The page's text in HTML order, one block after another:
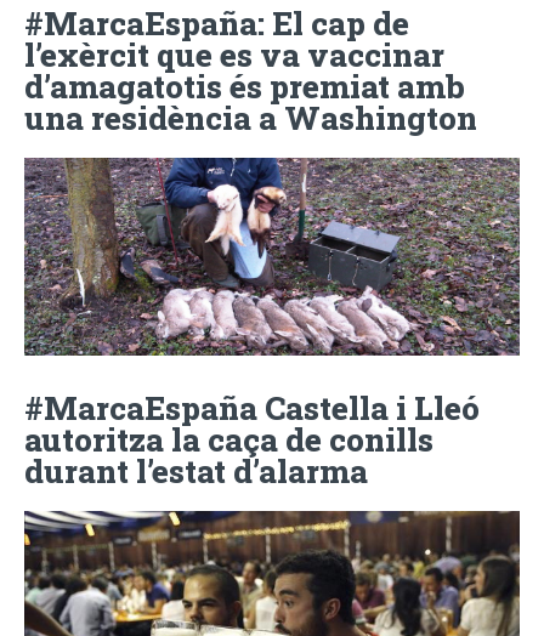
#MarcaEspaña: El cap de
l’exèrcit que es va vaccinar
d’amagatotis és premiat amb
una residència a Washington
#MarcaEspaña Castella i Lleó
autoritza la caça de conills
durant l’estat d’alarma